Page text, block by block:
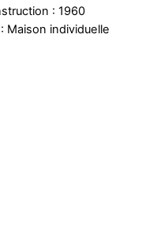
: 1960
Maison individuelle